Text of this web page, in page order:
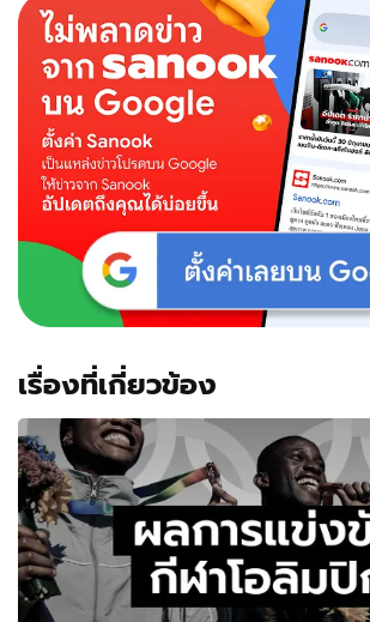
เรื่องที่เกี่ยวข้อง